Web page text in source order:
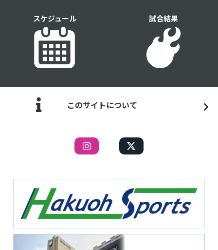
スケジュール 試合結果
このサイトについて